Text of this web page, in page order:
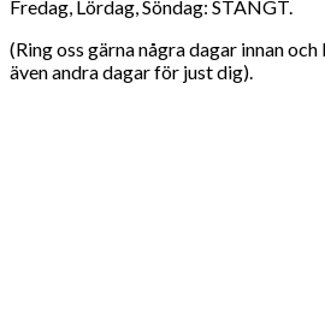
Fredag, Lördag, Söndag: STÄNGT.
(Ring oss gärna några dagar innan
även andra dagar för just dig).